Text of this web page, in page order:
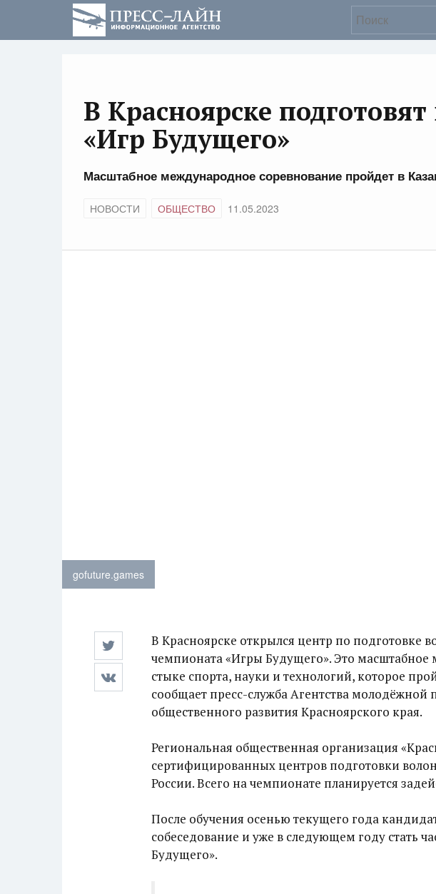
В Красноярске
«Игр Будущего»
Масштабное международное соревнование пройдет в
НОВОСТИ ОБЩЕСТВО 11.05.2023
gofuture.games
В Красноярске открылся центр по подготовке
чемпионата «Игры Будущего». Это
стыке спорта, науки и технологий, которое
сообщает пресс-служба Агентства
общественного развития Красноярского края.
Региональная общественная организация
сертифицированных центров подготовки
России. Всего на чемпионате планируется
После обучения осенью текущего года
собеседование и уже в следующем году стать
Будущего».